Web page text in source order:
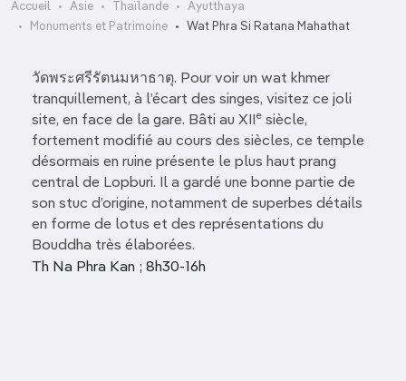
Accueil Asie Thaïlande
Ayutthaya
Monuments et Patrimoine
Wat Phra Si Ratana Mahathat
วัดพระศรีรัตนมหาธาตุ. Pour voir un wat khmer
tranquillement, à l’écart des singes, visitez ce joli
site, en face de la gare. Bâti au XII
e siècle,
fortement modifié au cours des siècles, ce temple
désormais en ruine présente le plus haut prang
central de Lopburi. Il a gardé une bonne partie de
son stuc d’origine, notamment de superbes détails
en forme de lotus et des représentations du
Bouddha très élaborées.
Th Na Phra Kan ; 8h30-16h